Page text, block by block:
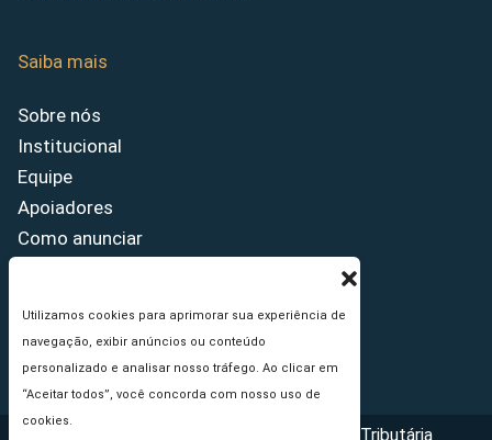
Utilizamos cookies para aprimorar sua experiência de
navegação, exibir anúncios ou conteúdo
personalizado e analisar nosso tráfego. Ao clicar em
“Aceitar todos”, você concorda com nosso uso de
cookies.
Saiba mais
Sobre nós
Institucional
Equipe
Apoiadores
Como anunciar
Princípios Editoriais
Copyright © 2026 - Portal da Reforma Tributária